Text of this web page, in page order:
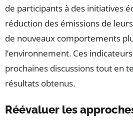
de participants à des initiatives
réduction des émissions de
de nouveaux comportements
l’environnement. Ces
prochaines discussions tout en
résultats obtenus.
Réévaluer les